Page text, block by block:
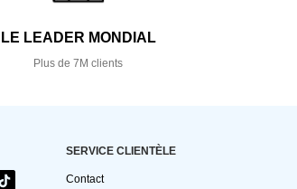
LE LEADER MONDIAL
Plus de 7M clients
SERVICE CLIENTÈLE
Contact